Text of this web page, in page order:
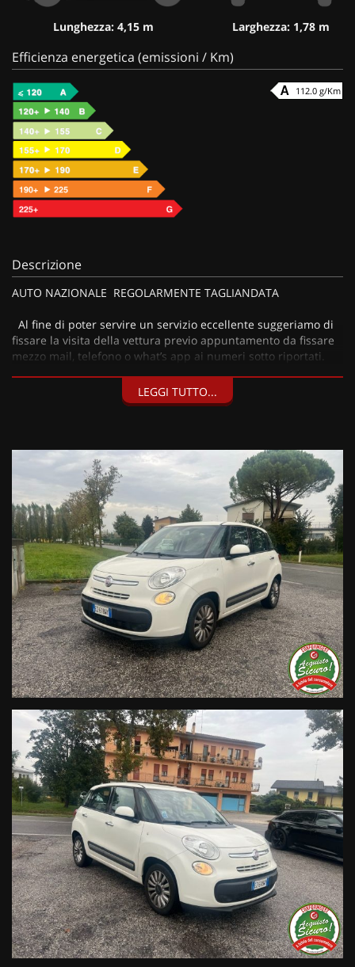
Lunghezza: 4,15 m Larghezza: 1,78 m
Efficienza energetica (emissioni / Km)
112.0 g/Km
Descrizione
AUTO NAZIONALE REGOLARMENTE TAGLIANDATA
Al fine di poter servire un servizio eccellente suggeriamo di
fissare la visita della vettura previo appuntamento da fissare
mezzo mail, telefono o what’s app ai numeri sotto riportati.
• Valutazione permute;
• Finanziamenti personalizzabili a tassi agevolati (privati/ditte
individuali/società);
• Polizze Kasko fino a 60 mesi di durata con estensione “valore
a nuovo”;
• Garanzia legale di Conformità prevista obbligatoriamente
dal Codice del Consumo;
• Garanzia estendibile fino a 60 mesi.
Segui Automobili Vendraminie leggi le recensioni che
descrivono l’esperienza dei nostri clienti:
• Sul nostro sito ufficiale www.automobilivendramini.it dove
potrai trovare l’intero parco auto aggiornato, maggiori foto e
info per ogni singola vettura, i nostri servizi e la nostra storia.
• Sulla nostra pagina Facebook
• Sulla nostra pagina Instagram
Live Chat Whatsapp:
+ 39 347 2621925 Orari Dal lunedì al venerdi 08:3012:00 –
14:30/19:30 Sabato 8:30 12:30 14.30 18.30
Trasparenza:
• Si precisa che le informazioni contenute negli annunci
online e nel proprio sito web sono state compilate con cura
affinché siano il più complete e precise; tuttavia possono
contenere errori e omissioni. Si declina ogni responsabilità
per eventuali involontarie incongruenze che non
rappresentano un impegno contrattuale.
LEGGI TUTTO...